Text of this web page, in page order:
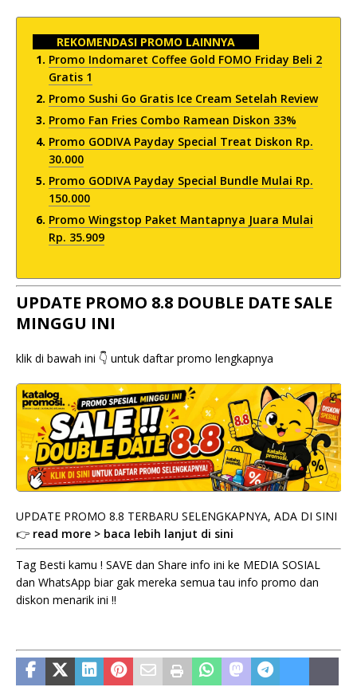
REKOMENDASI PROMO LAINNYA
Promo Indomaret Coffee Gold FOMO Friday Beli 2
Gratis 1
Promo Sushi Go Gratis Ice Cream Setelah Review
Promo Fan Fries Combo Ramean Diskon 33%
Promo GODIVA Payday Special Treat Diskon Rp.
30.000
Promo GODIVA Payday Special Bundle Mulai Rp.
150.000
Promo Wingstop Paket Mantapnya Juara Mulai
Rp. 35.909
UPDATE PROMO 8.8 DOUBLE DATE SALE
MINGGU INI
klik di bawah ini 👇 untuk daftar promo lengkapnya
UPDATE PROMO 8.8 TERBARU SELENGKAPNYA, ADA DI SINI
👉 read more > baca lebih lanjut di sini
Tag Besti kamu ! SAVE dan Share info ini ke MEDIA SOSIAL
dan WhatsApp biar gak mereka semua tau info promo dan
diskon menarik ini !!